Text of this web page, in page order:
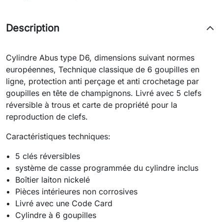
Description
Cylindre Abus type D6, dimensions suivant normes
européennes, Technique classique de 6 goupilles en
ligne, protection anti perçage et anti crochetage par
goupilles en tête de champignons. Livré avec 5 clefs
réversible à trous et carte de propriété pour la
reproduction de clefs.
Caractéristiques techniques:
5 clés réversibles
système de casse programmée du cylindre inclus
Boîtier laiton nickelé
Pièces intérieures non corrosives
Livré avec une Code Card
Cylindre à 6 goupilles